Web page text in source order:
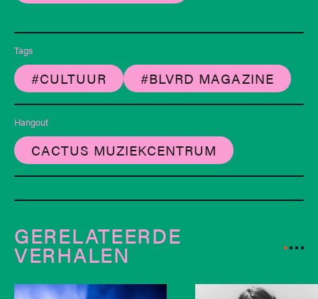
Tags
#CULTUUR #BLVRD MAGAZINE
Hangout
CACTUS MUZIEKCENTRUM
GERELATEERDE
VERHALEN